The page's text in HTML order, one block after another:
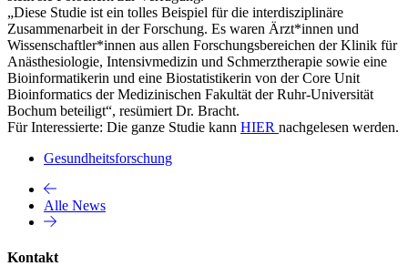
„Diese Studie ist ein tolles Beispiel für die interdisziplinäre
Zusammenarbeit in der Forschung. Es waren Ärzt*innen und
Wissenschaftler*innen aus allen Forschungsbereichen der Klinik für
Anästhesiologie, Intensivmedizin und Schmerztherapie sowie eine
Bioinformatikerin und eine Biostatistikerin von der Core Unit
Bioinformatics der Medizinischen Fakultät der Ruhr-Universität
Bochum beteiligt“, resümiert Dr. Bracht.
Für Interessierte: Die ganze Studie kann HIER nachgelesen werden.
Gesundheitsforschung
Alle News
Kontakt